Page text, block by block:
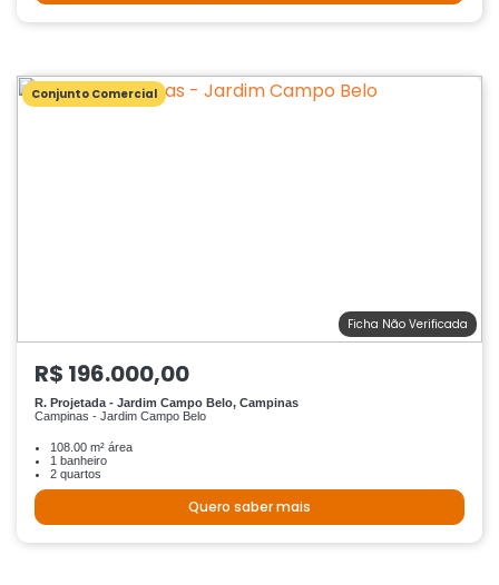
Conjunto Comercial
Ficha Não Verificada
R$ 196.000,00
R. Projetada - Jardim Campo Belo, Campinas
Campinas - Jardim Campo Belo
108.00 m² área
1 banheiro
2 quartos
Quero saber mais